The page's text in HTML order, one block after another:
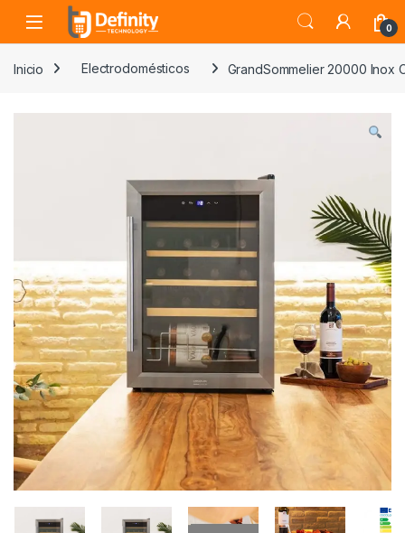
Skip to navigation
Skip to content
Open 0
Inicio Electrodomésticos GrandSommelier 20000 Inox